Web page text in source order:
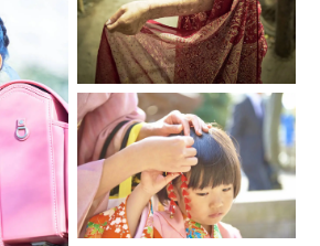
んで頂いたご理由
ご依頼者様からの質問やご不明点や不
載を必ずお願い致します。
答えがない場合ご予約の申請をされても
柄の確認をご希望の方も上記の質問事